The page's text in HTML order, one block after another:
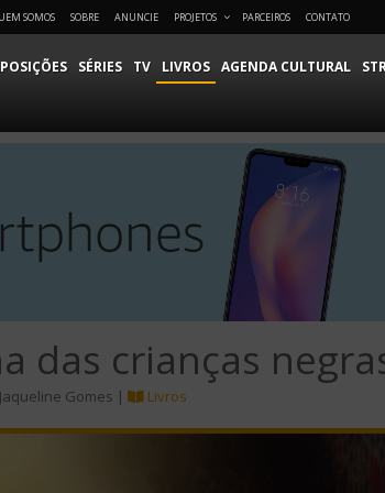
SOMOS SOBRE ANUNCIE PROJETOS PARCEIROS CONTATO
SÉRIES TV LIVROS AGENDA CULTURAL
das crianças
Gomes | Livros